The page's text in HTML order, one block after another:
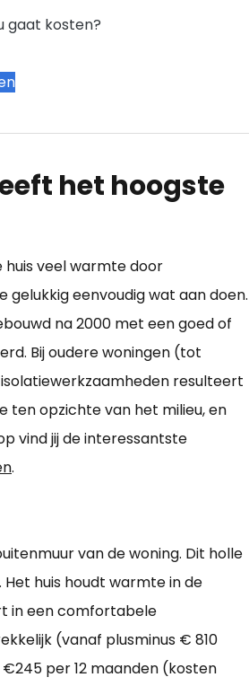
gaat kosten?
het hoogste
huis veel warmte door
gelukkig eenvoudig wat aan doen.
na 2000 met een goed of
Bij oudere woningen (tot
resulteert
ten opzichte van het milieu, en
vind jij de interessantste
.
van de woning. Dit holle
huis houdt warmte in de
in een comfortabele
(vanaf plusminus € 810
per 12 maanden (kosten